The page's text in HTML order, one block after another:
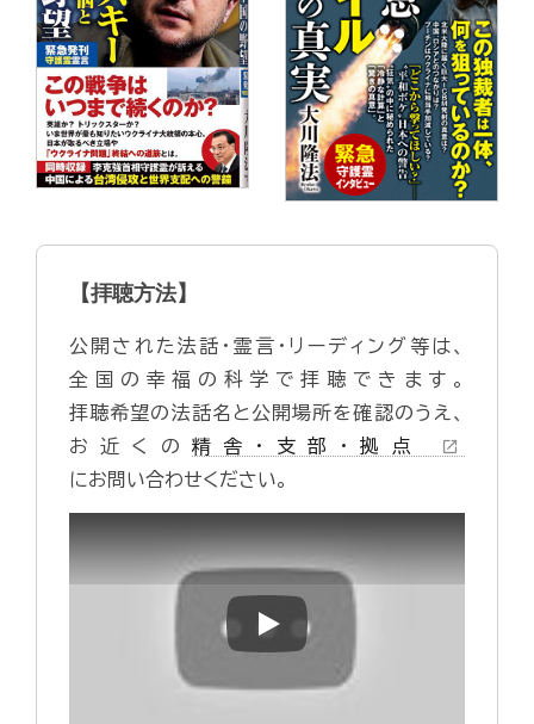
【拝聴方法】
公開された法話・霊言・リーディング等は、
全国の幸福の科学で拝聴できます。
拝聴希望の法話名と公開場所を確認のうえ、
お近くの 精舎・支部・拠点 open_in_new
にお問い合わせください。
Play